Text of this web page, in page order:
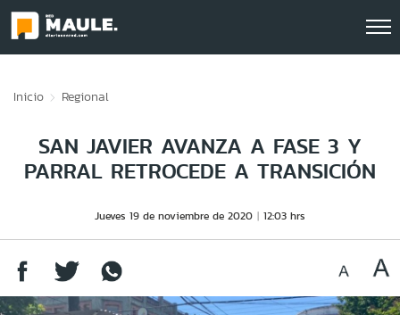
Inicio Regional
SAN JAVIER AVANZA A FASE 3 Y
PARRAL RETROCEDE A TRANSICIÓN
Jueves 19 de noviembre de 2020 12:03 hrs